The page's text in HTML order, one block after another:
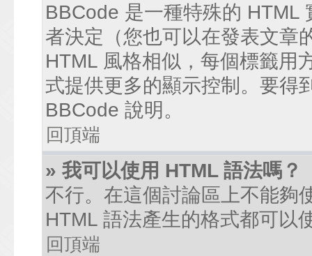
BBCode 是一種特殊的 HTML
者決定（您也可以在發表文章
HTML 風格相似，每個標籤用
式提供更多的顯示控制。要得
BBCode 說明。
回頂端
» 我可以使用 HTML 語法嗎？
不行。在這個討論區上不能夠
HTML 語法產生的格式都可以
回頂端